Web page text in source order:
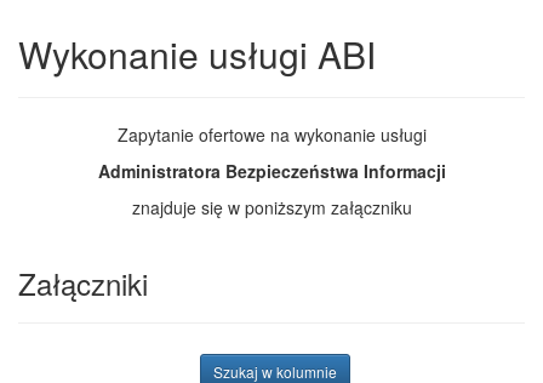
Wykonanie usługi ABI
Zapytanie ofertowe na wykonanie usługi
Administratora Bezpieczeństwa Informacji
znajduje się w poniższym załączniku
Załączniki
Szukaj w kolumnie